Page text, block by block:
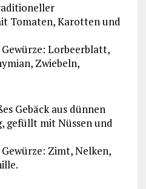
Tomaten, Karotten und
Lorbeerblatt,
Zwiebeln,
Gebäck aus dünnen
gefüllt mit Nüssen und
Zimt, Nelken,